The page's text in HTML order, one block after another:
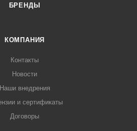
БРЕНДЫ
КОМПАНИЯ
Контакты
Новости
Наши внедрения
и сертификаты
Договоры